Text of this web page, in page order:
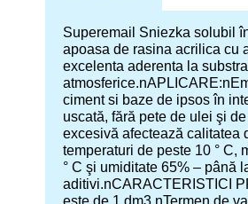
Superemail Sniezka solubil
apoasa de rasina acrilica cu
excelenta aderenta la
ciment si baze de ipsos în
uscată, fără pete de ulei şi
excesivă afectează calitatea
temperaturi de peste 10 ° C,
° C şi umiditate 65% – până
aditivi.nCARACTERISTICI
este de 1 dm3.nTermen de